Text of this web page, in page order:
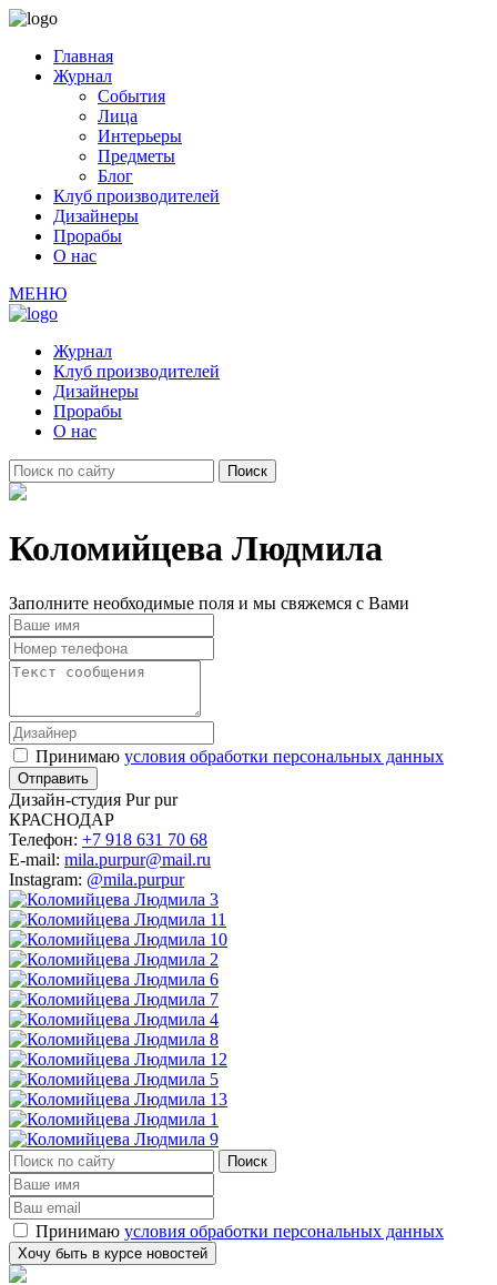
Главная
Журнал
События
Лица
Интерьеры
Предметы
Блог
Клуб производителей
Дизайнеры
Прорабы
О нас
МЕНЮ
Журнал
Клуб производителей
Дизайнеры
Прорабы
О нас
Коломийцева Людмила
Заполните необходимые поля и мы свяжемся с Вами
Принимаю условия обработки персональных данных
Дизайн-студия Pur pur
КРАСНОДАР
Телефон: +7 918 631 70 68
E-mail: mila.purpur@mail.ru
Instagram: @mila.purpur
Принимаю условия обработки персональных данных